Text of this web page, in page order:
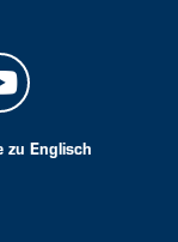
zu Englisch